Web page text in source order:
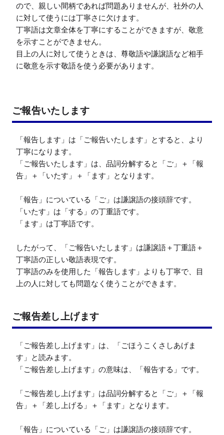
ので、親しい間柄であれば問題ありませんが、社外の人
に対して使うには丁寧さに欠けます。
丁寧語は文章全体を丁寧にすることができますが、敬意
を示すことができません。
目上の人に対して使うときは、尊敬語や謙譲語など相手
に敬意を示す敬語を使う必要があります。
ご報告いたします
「報告します」は「ご報告いたします」とすると、より
丁寧になります。
「ご報告いたします」は、品詞分解すると「ご」＋「報
告」＋「いたす」＋「ます」となります。
「報告」についている「ご」は謙譲語の接頭辞です。
「いたす」は「する」の丁重語です。
「ます」は丁寧語です。
したがって、「ご報告いたします」は謙譲語＋丁重語＋
丁寧語の正しい敬語表現です。
丁寧語のみを使用した「報告します」よりも丁寧で、目
上の人に対しても問題なく使うことができます。
ご報告差し上げます
「ご報告差し上げます」は、「ごほうこくさしあげま
す」と読みます。
「ご報告差し上げます」の意味は、「報告する」です。
「ご報告差し上げます」は品詞分解すると「ご」＋「報
告」＋「差し上げる」＋「ます」となります。
「報告」についている「ご」は謙譲語の接頭辞です。